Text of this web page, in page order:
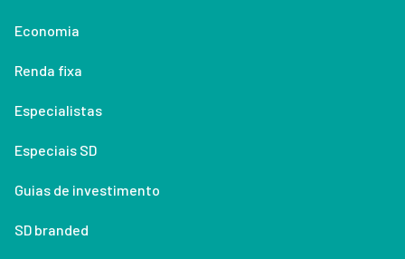
Economia
Renda fixa
Especialistas
Especiais SD
Guias de investimento
SD branded